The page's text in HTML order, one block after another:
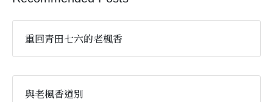
重回青田七六的老楓香
與老楓香道別